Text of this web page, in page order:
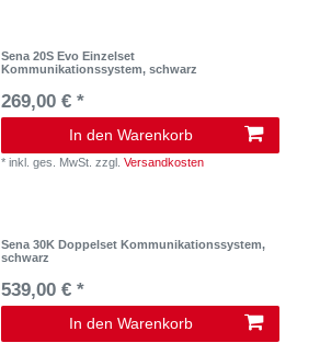
Sena 20S Evo Einzelset
Kommunikationssystem, schwarz
269,00 € *
In den Warenkorb
*inkl. ges. MwSt. zzgl.Versandkosten
Sena 30K Doppelset Kommunikationssystem,
schwarz
539,00 € *
In den Warenkorb